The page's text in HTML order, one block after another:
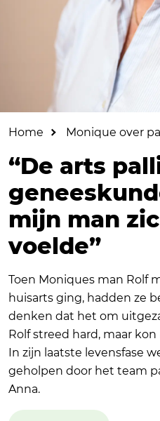
Home Monique over
“De arts
mijn man
voelde”
Toen Moniques man Rolf
huisarts ging, hadden ze
denken dat het om
Rolf streed hard, maar
In zijn laatste levensfase
geholpen door het team
Anna.